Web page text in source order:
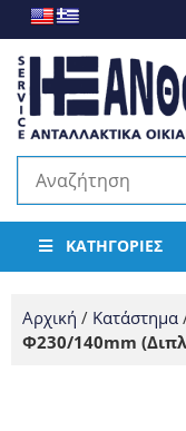
ΚΑΤΗΓΟΡΊΕΣ
Αρχική / Κατάστημα
Φ230/140mm